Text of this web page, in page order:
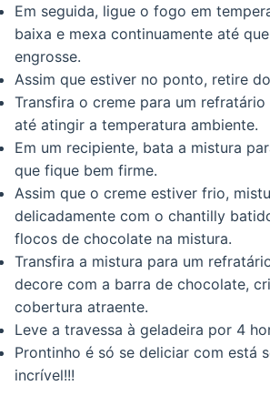
Em seguida, ligue o fogo em
baixa e mexa continuamente até
engrosse.
Assim que estiver no ponto, retire
Transfira o creme para um
até atingir a temperatura ambiente.
Em um recipiente, bata a mistura
que fique bem firme.
Assim que o creme estiver frio,
delicadamente com o chantilly
flocos de chocolate na mistura.
Transfira a mistura para um
decore com a barra de chocolate,
cobertura atraente.
Leve a travessa à geladeira por 4
Prontinho é só se deliciar com está
incrível!!!